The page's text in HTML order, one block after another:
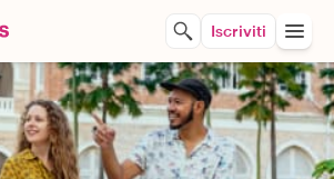
Iscriviti